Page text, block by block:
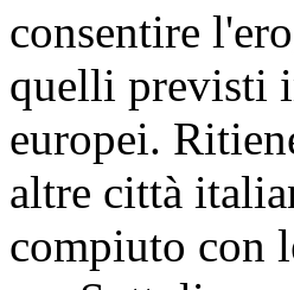
consentire
quelli previsti
europei.
altre città
compiuto con